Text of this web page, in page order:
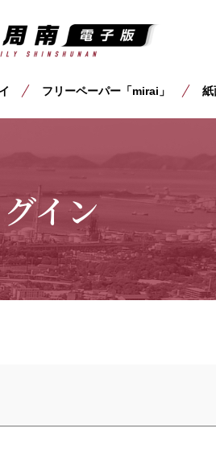
フリーペーパー「mirai」 紙
イン